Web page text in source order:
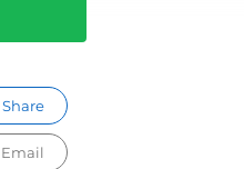
Share
Email